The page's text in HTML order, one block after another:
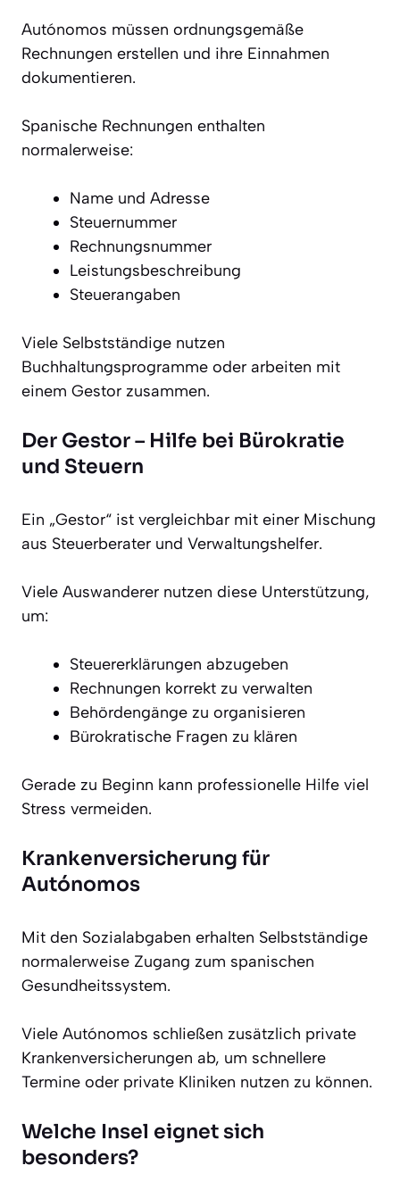
Autónomos müssen ordnungsgemäße
Rechnungen erstellen und ihre Einnahmen
dokumentieren.
Spanische Rechnungen enthalten
normalerweise:
Name und Adresse
Steuernummer
Rechnungsnummer
Leistungsbeschreibung
Steuerangaben
Viele Selbstständige nutzen
Buchhaltungsprogramme oder arbeiten mit
einem Gestor zusammen.
Der Gestor – Hilfe bei Bürokratie
und Steuern
Ein „Gestor“ ist vergleichbar mit einer Mischung
aus Steuerberater und Verwaltungshelfer.
Viele Auswanderer nutzen diese Unterstützung,
um:
Steuererklärungen abzugeben
Rechnungen korrekt zu verwalten
Behördengänge zu organisieren
Bürokratische Fragen zu klären
Gerade zu Beginn kann professionelle Hilfe viel
Stress vermeiden.
Krankenversicherung für
Autónomos
Mit den Sozialabgaben erhalten Selbstständige
normalerweise Zugang zum spanischen
Gesundheitssystem.
Viele Autónomos schließen zusätzlich private
Krankenversicherungen ab, um schnellere
Termine oder private Kliniken nutzen zu können.
Welche Insel eignet sich
besonders?